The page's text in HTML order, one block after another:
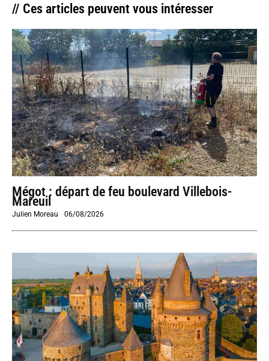
// Ces articles peuvent vous intéresser
Mégot : départ de feu boulevard Villebois-
Mareuil
Julien Moreau -06/08/2026